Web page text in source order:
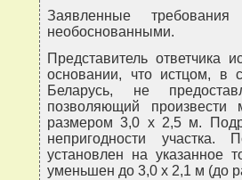
Заявленные
необоснованными.
Представитель ответчика
основании, что истцом, в
Беларусь, не
позволяющий произвести
размером 3,0 x 2,5 м.
непригодности
установлен на указанное
уменьшен до 3,0 x 2,1 м (до